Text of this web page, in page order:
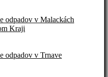
odpadov v Malackách
Kraji
odpadov v Trnave